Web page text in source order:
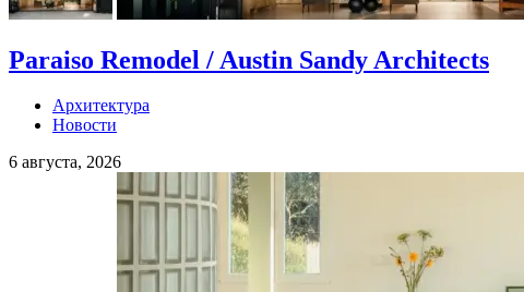
Paraiso Remodel / Austin Sandy Architects
Архитектура
Новости
6 августа, 2026